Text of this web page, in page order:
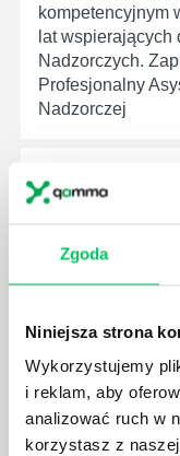
Zgoda
Niniejsza strona
Wykorzystujemy
i reklam, aby
analizować ruch w
korzystasz z
kompetencyjnym
lat wspierających
Nadzorczych.
Profesjonalny
Nadzorczej
Dostępne jest
TRENING
Pewność siebie
własnych